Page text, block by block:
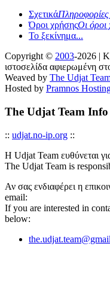
ΣχετικάΠληροφορίες
Όροι χρήσηςΟι όροι
Το ξεκίνημα...
Copyright © 2003-2026 |
ιστοσελίδα αφιερωμένη
Weaved by The Udjat
Hosted by Pramnos
The Udjat Team Info
:: udjat.no-ip.org ::
Η Udjat Team ευθύνεται
The Udjat Team is
Αν σας ενδιαφέρει η
email:
If you are interested in
below: